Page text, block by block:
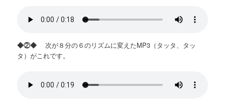
◆②◆ 次が８分の６のリズムに変えたMP3（タッタ、タッ
タ）がこれです。